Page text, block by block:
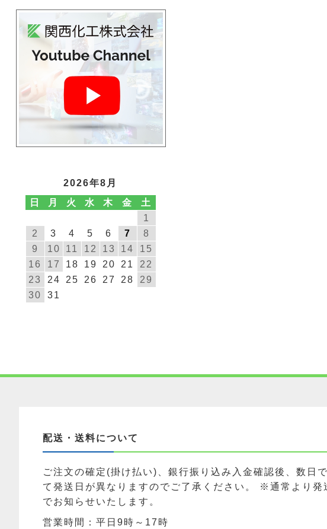
2026年8月
日
月 火 水 木 金
土
1
2
3 4 5 6 7
8
9
10 11 12 13 14
15
16
17 18 19 20 21
22
23
24 25 26 27 28
29
30
31
配送・送料について
ご注文の確定(掛け払い)、銀行振り込み入金確認後、数日
て発送日が異なりますのでご了承ください。 ※通常より発
でお知らせいたします。
営業時間：平日9時～17時